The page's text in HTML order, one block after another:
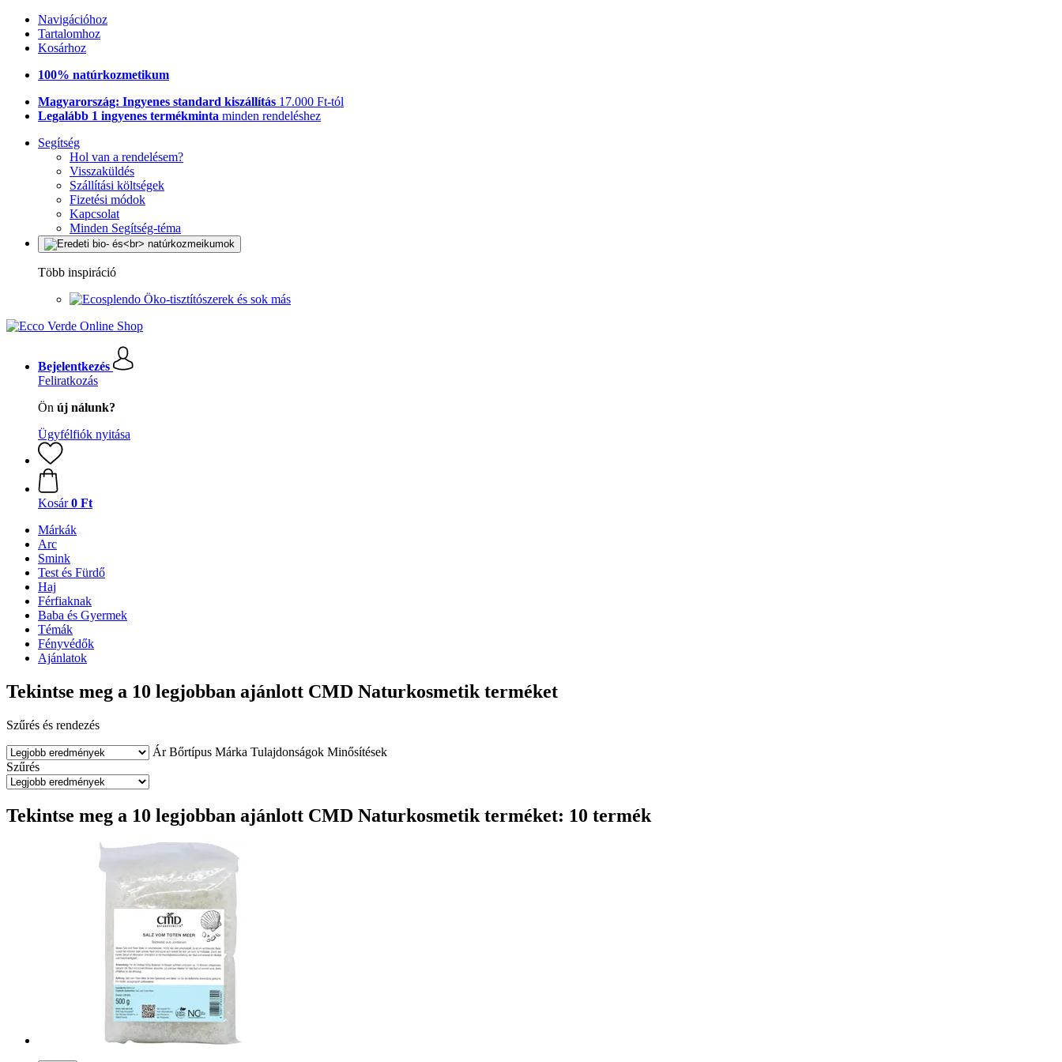
Navigációhoz
Tartalomhoz
Kosárhoz
100% natúrkozmetikum
Magyarország: Ingyenes standard kiszállítás 17.000 Ft-tól
Legalább 1 ingyenes termékminta minden rendeléshez
Segítség
Hol van a rendelésem?
Visszaküldés
Szállítási költségek
Fizetési módok
Kapcsolat
Minden Segítség-téma
Több inspiráció
Öko-tisztítószerek és sok más
Bejelentkezés
Feliratkozás
Ön új nálunk?
Ügyfélfiók nyitása
Kosár 0 Ft
Márkák
Arc
Smink
Test és Fürdő
Haj
Férfiaknak
Baba és Gyermek
Témák
Fényvédők
Ajánlatok
Tekintse meg a 10 legjobban ajánlott CMD Naturkosmetik terméket
Szűrés és rendezés
Ár Bőrtípus Márka Tulajdonságok Minősítések
Szűrés
Tekintse meg a 10 legjobban ajánlott CMD Naturkosmetik terméket: 10 termék